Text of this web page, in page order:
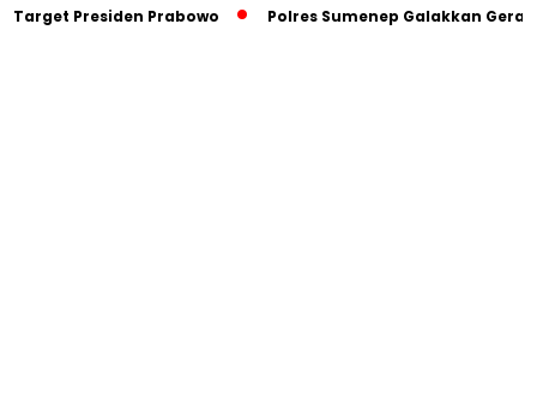
Presiden Prabowo
Polres Sumenep Galakkan